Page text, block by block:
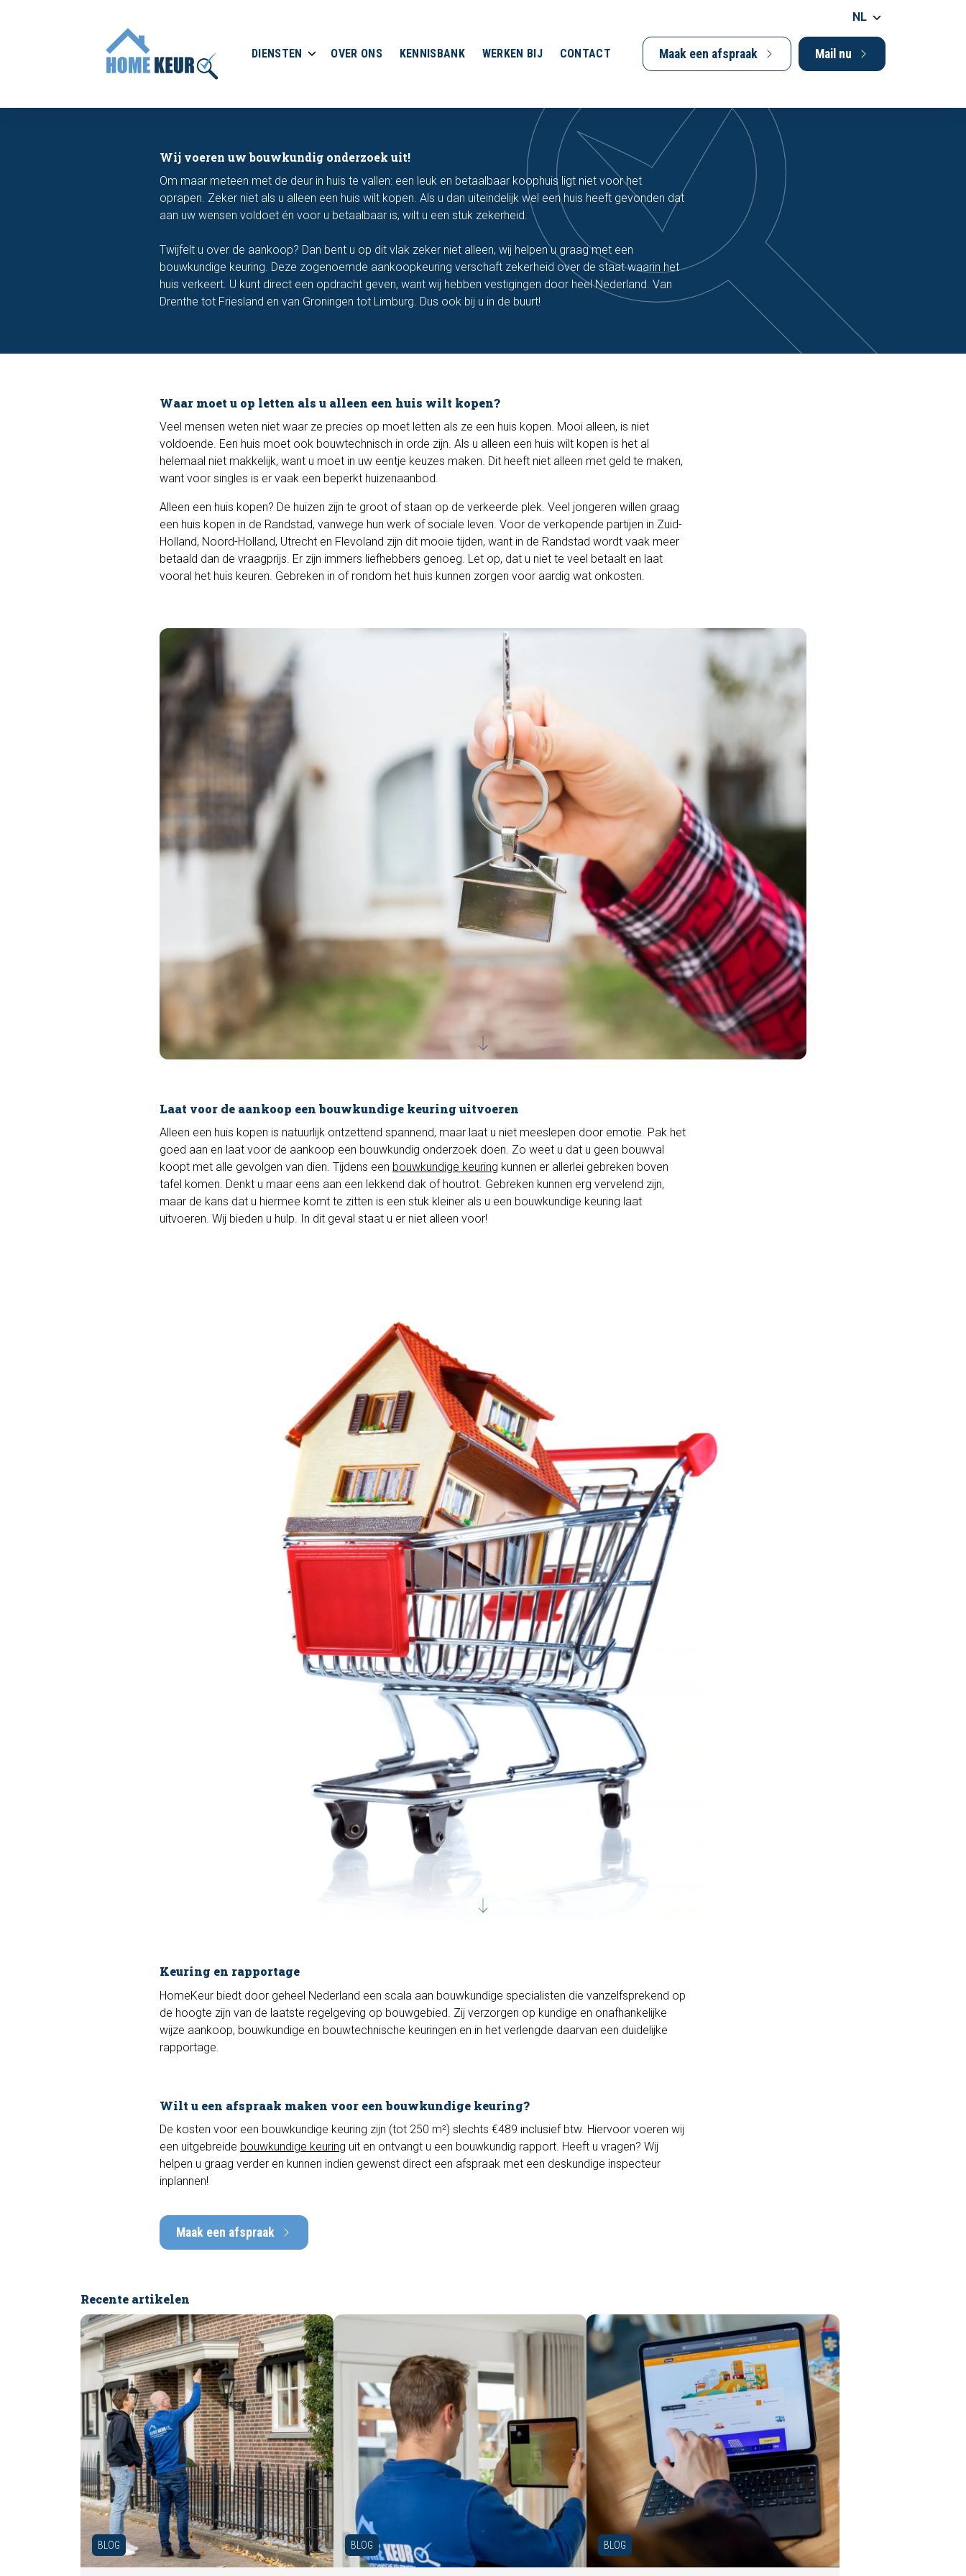
DIENSTEN OVER ONS KENNISBANK WERKEN BIJ CONTACT
NL
Maak een afspraak Mail nu
Wij voeren uw bouwkundig onderzoek uit!
Om maar meteen met de deur in huis te vallen: een leuk en betaalbaar koophuis ligt niet voor het
oprapen. Zeker niet als u alleen een huis wilt kopen. Als u dan uiteindelijk wel een huis heeft gevonden dat
aan uw wensen voldoet én voor u betaalbaar is, wilt u een stuk zekerheid.
Twijfelt u over de aankoop? Dan bent u op dit vlak zeker niet alleen, wij helpen u graag met een
bouwkundige keuring. Deze zogenoemde aankoopkeuring verschaft zekerheid over de staat waarin het
huis verkeert. U kunt direct een opdracht geven, want wij hebben vestigingen door heel Nederland. Van
Drenthe tot Friesland en van Groningen tot Limburg. Dus ook bij u in de buurt!
Waar moet u op letten als u alleen een huis wilt kopen?
Veel mensen weten niet waar ze precies op moet letten als ze een huis kopen. Mooi alleen, is niet
voldoende. Een huis moet ook bouwtechnisch in orde zijn. Als u alleen een huis wilt kopen is het al
helemaal niet makkelijk, want u moet in uw eentje keuzes maken. Dit heeft niet alleen met geld te maken,
want voor singles is er vaak een beperkt huizenaanbod.
Alleen een huis kopen? De huizen zijn te groot of staan op de verkeerde plek. Veel jongeren willen graag
een huis kopen in de Randstad, vanwege hun werk of sociale leven. Voor de verkopende partijen in Zuid-
Holland, Noord-Holland, Utrecht en Flevoland zijn dit mooie tijden, want in de Randstad wordt vaak meer
betaald dan de vraagprijs. Er zijn immers liefhebbers genoeg. Let op, dat u niet te veel betaalt en laat
vooral het huis keuren. Gebreken in of rondom het huis kunnen zorgen voor aardig wat onkosten.
Laat voor de aankoop een bouwkundige keuring uitvoeren
Alleen een huis kopen is natuurlijk ontzettend spannend, maar laat u niet meeslepen door emotie. Pak het
goed aan en laat voor de aankoop een bouwkundig onderzoek doen. Zo weet u dat u geen bouwval
koopt met alle gevolgen van dien. Tijdens een bouwkundige keuring kunnen er allerlei gebreken boven
tafel komen. Denkt u maar eens aan een lekkend dak of houtrot. Gebreken kunnen erg vervelend zijn,
maar de kans dat u hiermee komt te zitten is een stuk kleiner als u een bouwkundige keuring laat
uitvoeren. Wij bieden u hulp. In dit geval staat u er niet alleen voor!
Keuring en rapportage
HomeKeur biedt door geheel Nederland een scala aan bouwkundige specialisten die vanzelfsprekend op
de hoogte zijn van de laatste regelgeving op bouwgebied. Zij verzorgen op kundige en onafhankelijke
wijze aankoop, bouwkundige en bouwtechnische keuringen en in het verlengde daarvan een duidelijke
rapportage.
Wilt u een afspraak maken voor een bouwkundige keuring?
De kosten voor een bouwkundige keuring zijn (tot 250 m²) slechts €489 inclusief btw. Hiervoor voeren wij
een uitgebreide bouwkundige keuring uit en ontvangt u een bouwkundig rapport. Heeft u vragen? Wij
helpen u graag verder en kunnen indien gewenst direct een afspraak met een deskundige inspecteur
inplannen!
Maak een afspraak
Recente artikelen
BLOG BLOG BLOG